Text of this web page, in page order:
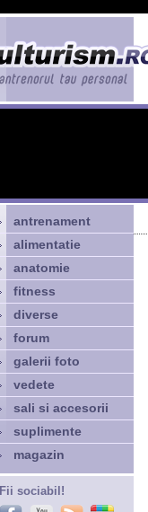
antrenament
alimentatie
anatomie
fitness
diverse
forum
galerii foto
vedete
sali si accesorii
suplimente
magazin
Fii sociabil!